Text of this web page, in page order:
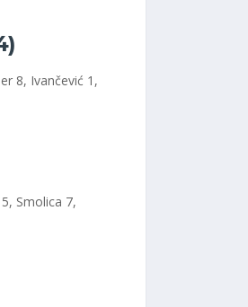
8, Ivančević 1,
Smolica 7,